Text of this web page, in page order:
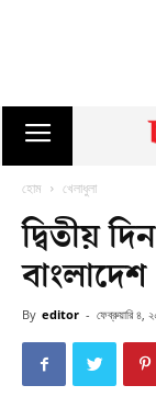
হোম খেলাধুলা
দ্বিতীয়
বাংলাদেশ
By editor - ফেব্রুয়ারি ৪,